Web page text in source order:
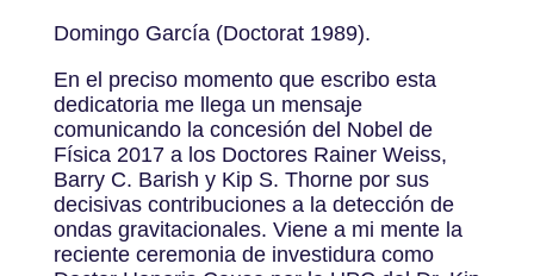
Domingo García (Doctorat 1989).
En el preciso momento que escribo esta
dedicatoria me llega un mensaje
comunicando la concesión del Nobel de
Física 2017 a los Doctores Rainer Weiss,
Barry C. Barish y Kip S. Thorne por sus
decisivas contribuciones a la detección de
ondas gravitacionales. Viene a mi mente la
reciente ceremonia de investidura como